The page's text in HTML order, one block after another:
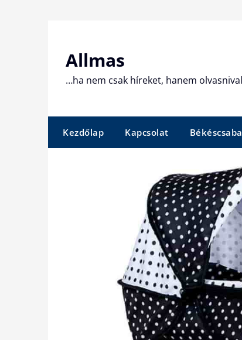
Allmas
…ha nem csak híreket, hanem
Kezdőlap Kapcsolat